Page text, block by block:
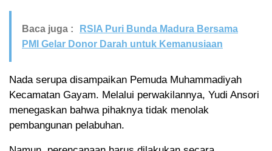
Baca juga :
RSIA Puri Bunda Madura Bersama
PMI Gelar Donor Darah untuk Kemanusiaan
Nada serupa disampaikan Pemuda Muhammadiyah
Kecamatan Gayam. Melalui perwakilannya, Yudi Ansori
menegaskan bahwa pihaknya tidak menolak
pembangunan pelabuhan.